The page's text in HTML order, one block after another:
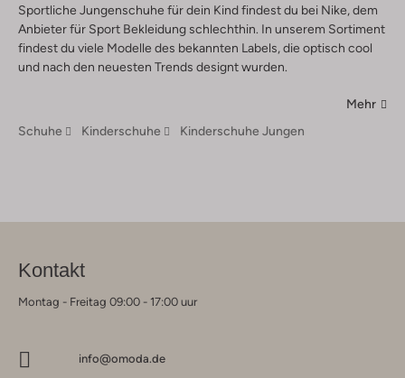
Sportliche Jungenschuhe für dein Kind findest du bei Nike, dem
Anbieter für Sport Bekleidung schlechthin. In unserem Sortiment
findest du viele Modelle des bekannten Labels, die optisch cool
und nach den neuesten Trends designt wurden.
Mehr
Schuhe
Kinderschuhe Kinderschuhe Jungen
Kontakt
Montag - Freitag 09:00 - 17:00 uur
info@omoda.de